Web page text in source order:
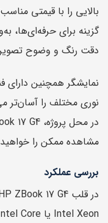
بالایی را با قیمتی
گزینه برای حرفه‌ای‌ها،
دقت رنگ و وضوح تصویر
نمایشگر همچنین
نوری مختلف را آسان‌تر
مشاهده ممکن را
بررسی عملکرد